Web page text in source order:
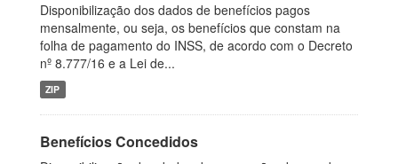
Disponibilização dos dados de benefícios pagos
mensalmente, ou seja, os benefícios que constam na
folha de pagamento do INSS, de acordo com o Decreto
nº 8.777/16 e a Lei de...
ZIP
Benefícios Concedidos